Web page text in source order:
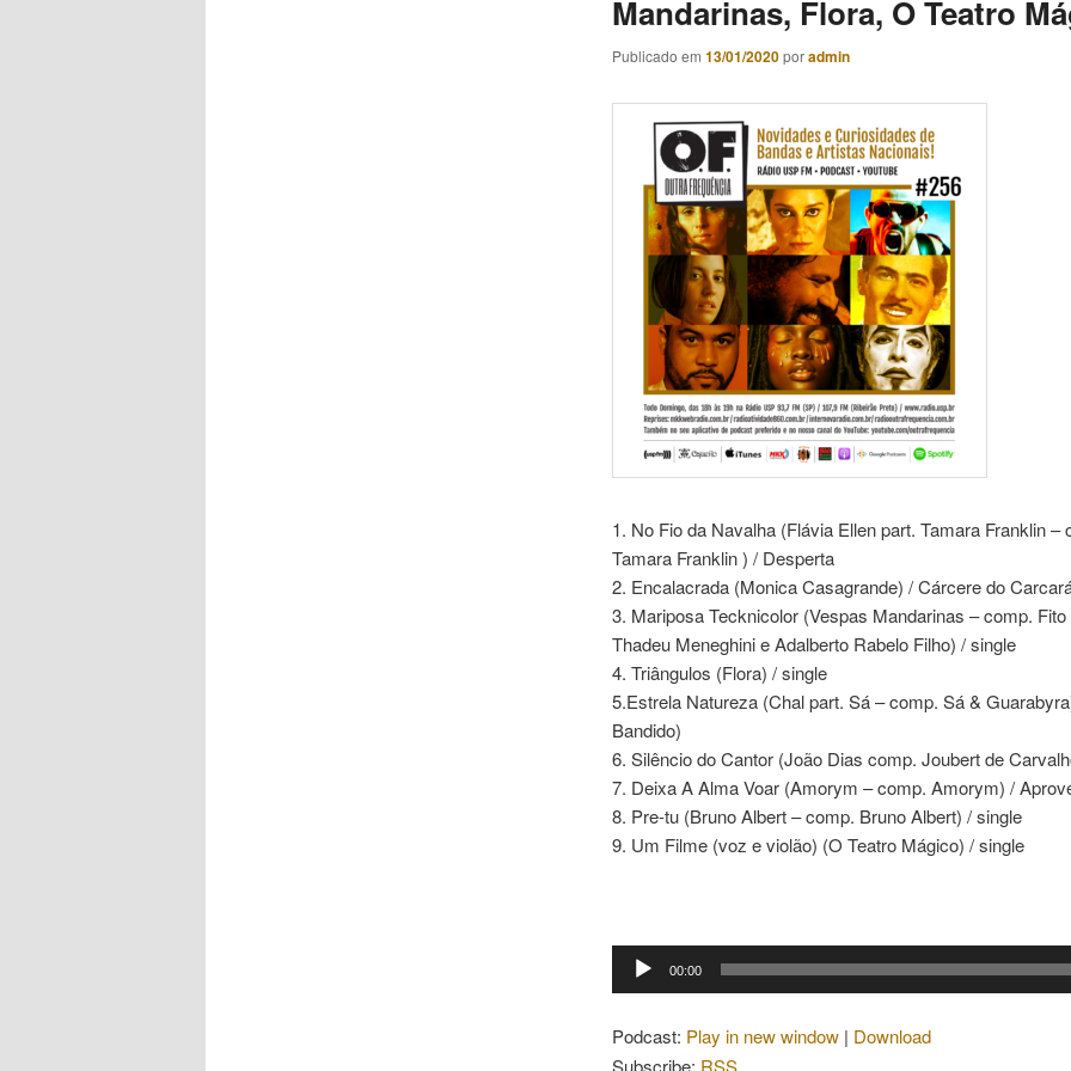
Mandarinas, Flora, O Teatro
Publicado em 13/01/2020poradmin
1. No Fio da Navalha (Flávia Ellen part. Tamara Franklin
Tamara Franklin ) / Desperta
2. Encalacrada (Monica Casagrande) / Cárcere do
3. Mariposa Tecknicolor (Vespas Mandarinas – comp.
Thadeu Meneghini e Adalberto Rabelo Filho) / single
4. Triângulos (Flora) / single
5.Estrela Natureza (Chal part. Sá – comp. Sá &
Bandido)
6. Silêncio do Cantor (João Dias comp. Joubert de
7. Deixa A Alma Voar (Amorym – comp. Amorym) /
8. Pre-tu (Bruno Albert – comp. Bruno Albert) / single
9. Um Filme (voz e violão) (O Teatro Mágico) / single
Tocador
de
00:00
Podcast: Play in new window | Download
Subscribe: RSS